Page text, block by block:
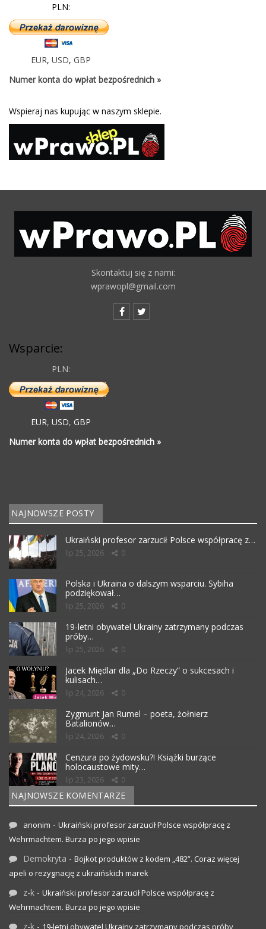
PLN:
EUR, USD, GBP
Numer konta do wpłat bezpośrednich »
Wspieraj nas kupując w naszym sklepie.
Skontaktuj się z nami:
wprawopl@gmail.com
Wsparcie:
PLN:
EUR, USD, GBP
Numer konta do wpłat bezpośrednich »
NAJNOWSZE POSTY
Ukraiński profesor zarzucił Polsce współpracę z…
lip 25, 2026 0
Polska i Ukraina o dalszym wsparciu. Sybiha
podziękował…
lip 25, 2026 0
19-letni obywatel Ukrainy zatrzymany podczas
próby…
lip 25, 2026 0
Jacek Międlar dla „Do Rzeczy” o sukcesach i
kulisach…
lip 24, 2026 0
Zygmunt Jan Rumel – poeta, żołnierz
Batalionów…
lip 24, 2026 0
Cenzura po żydowsku?! Książki burzące
holocaustowe mity…
lip 23, 2026 0
NAJNOWSZE KOMENTARZE
anonim - Ukraiński profesor zarzucił Polsce współpracę z
Wehrmachtem. Burza po jego wpisie
Demokryta - Bojkot produktów z kodem „482”. Coraz więcej
apeli o rezygnację z ukraińskich marek
z-k - Ukraiński profesor zarzucił Polsce współpracę z
Wehrmachtem. Burza po jego wpisie
z-k - 19-letni obywatel Ukrainy zatrzymany podczas próby